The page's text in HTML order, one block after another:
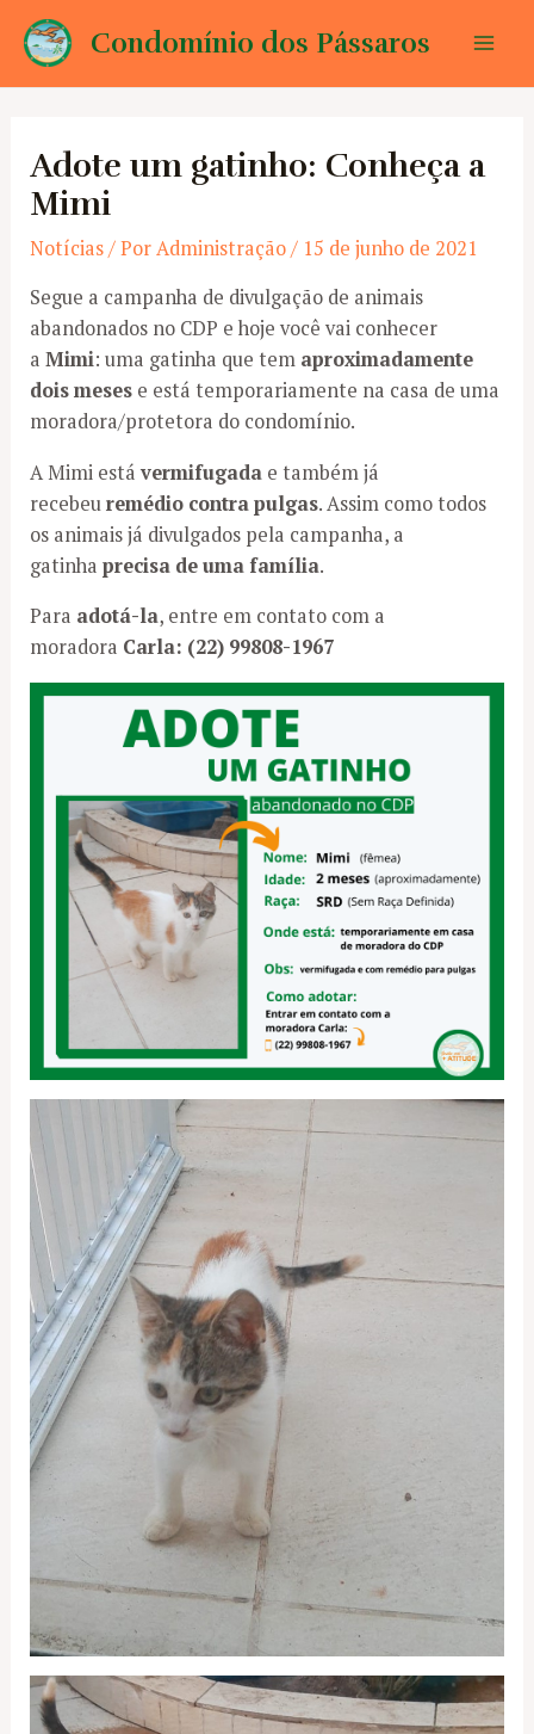
para
Condomínio dos Pássaros
Adote um gatinho: Conheça a
Mimi
Notícias/ PorAdministração/ 15 de junho de 2021
Segue a campanha de divulgação de animais
abandonados no CDP e hoje você vai conhecer
aMimi: uma gatinha que tem aproximadamente
dois meses e está temporariamente na casa de uma
moradora/protetora do condomínio.
A Mimi estávermifugada e também já
recebeuremédio contra pulgas. Assim como todos
os animais já divulgados pela campanha, a
gatinhaprecisa de uma família.
Para adotá-la, entre em contato com a
moradora Carla: (22) 99808-1967